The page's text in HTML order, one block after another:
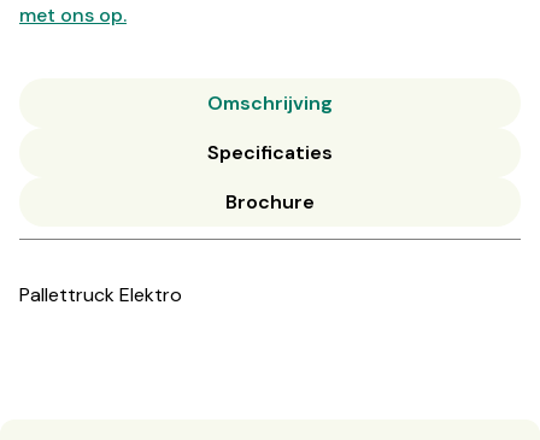
met ons op.
Omschrijving
Specificaties
Brochure
Pallettruck Elektro